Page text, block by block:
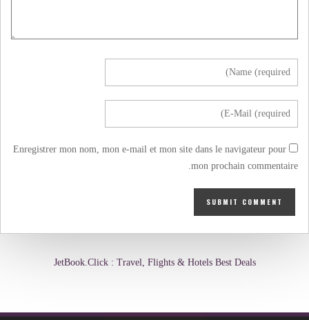
Enregistrer mon nom, mon e-mail et mon site dans le navigateur pour
mon prochain commentaire.
JetBook.Click : Travel, Flights & Hotels Best Deals